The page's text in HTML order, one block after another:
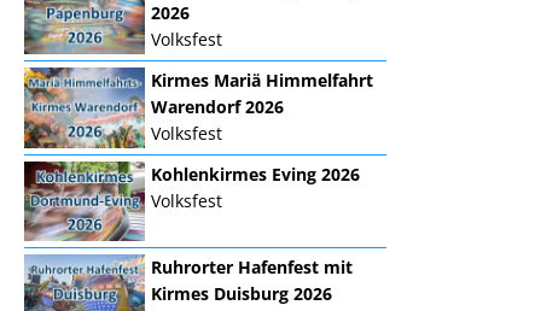
2026
Volksfest
Kirmes Mariä Himmelfahrt
Warendorf 2026
Volksfest
Kohlenkirmes Eving 2026
Volksfest
Ruhrorter Hafenfest mit
Kirmes Duisburg 2026